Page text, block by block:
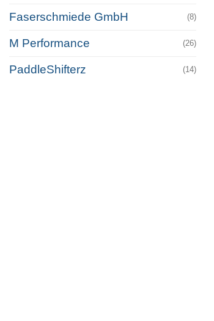
Faserschmiede GmbH (8)
M Performance (26)
PaddleShifterz (14)